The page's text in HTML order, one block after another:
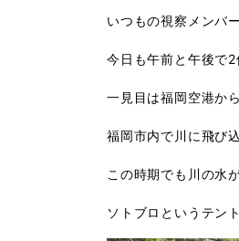
いつもの視察メンバ
今日も午前と午後で2
一見目は福岡空港か
福岡市内で川に飛び
この時期でも川の水
ソトブロというテン